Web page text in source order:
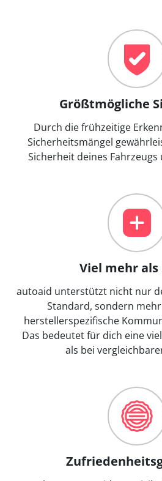
Größtmögliche
Durch die frühzeitige
Sicherheitsmängel
Sicherheit deines Fahrzeugs
Viel mehr als
autoaid unterstützt nicht nur
Standard, sondern
herstellerspezifische
Das bedeutet für dich eine
als bei